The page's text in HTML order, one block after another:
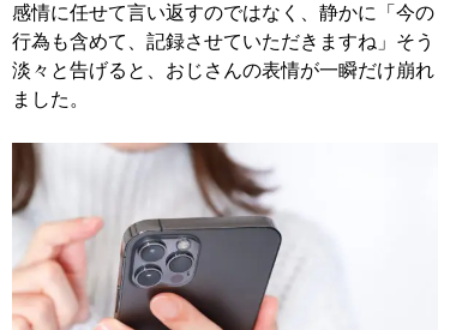
感情に任せて言い返すのではなく、静かに「今の
行為も含めて、記録させていただきますね」そう
淡々と告げると、おじさんの表情が一瞬だけ崩れ
ました。